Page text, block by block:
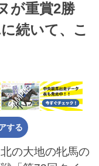
が重賞2勝
続いて、こ
する
の大地の牝馬の